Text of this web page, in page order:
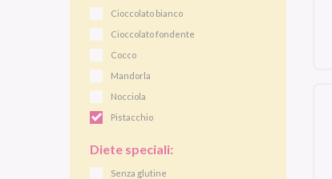
Cioccolato bianco
Cioccolato fondente
Cocco
Mandorla
Nocciola
Pistacchio
Diete speciali:
Senza glutine